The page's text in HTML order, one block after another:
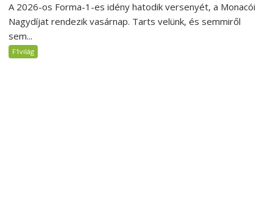
A 2026-os Forma-1-es idény hatodik versenyét, a Monacói
Nagydíjat rendezik vasárnap. Tarts velünk, és semmiről
sem...
F1világ